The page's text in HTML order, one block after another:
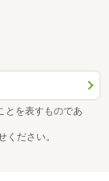
とを表すものであ
ださい。